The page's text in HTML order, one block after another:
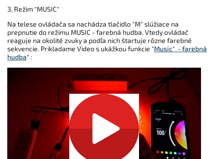
3, Režim "MUSIC"
Na telese ovládača sa nachádza tlačidlo "M" slúžiace na
prepnutie do režimu MUSIC - farebná hudba. Vtedy ovládač
reaguje na okolité zvuky a podľa nich štartuje rôzne farebné
sekvencie. Prikladame Video s ukážkou funkcie "Music" - farebná
hudba" :